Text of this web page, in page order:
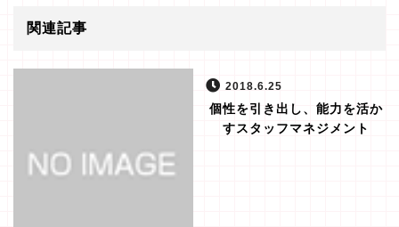
関連記事
2018.6.25
個性を引き出し、能力を活か
すスタッフマネジメント